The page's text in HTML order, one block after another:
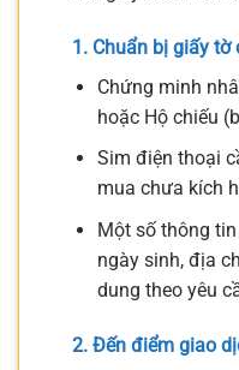
1. Chuẩn bị giấy tờ
Chứng minh
hoặc Hộ chiếu
Sim điện thoại
mua chưa kích
Một số thông
ngày sinh, địa
dung theo yêu
2. Đến điểm giao